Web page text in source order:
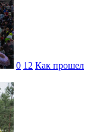
0 12 Как прошел